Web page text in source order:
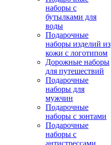
наборы с
бутылками для
воды
Подарочные
наборы изделий из
кожи с логотипом
Дорожные наборы
для путешествий
Подарочные
наборы для
мужчин
Подарочные
наборы с зонтами
Подарочные
наборы с
антистрессами